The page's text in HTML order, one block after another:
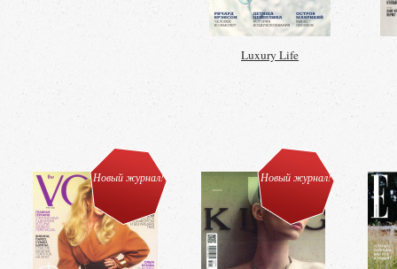
Luxury Life
Новый журнал! Новый журнал!